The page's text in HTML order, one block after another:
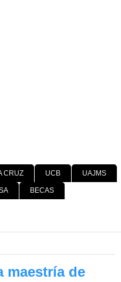
CRUZ UCB UAJMS
BECAS
maestría de